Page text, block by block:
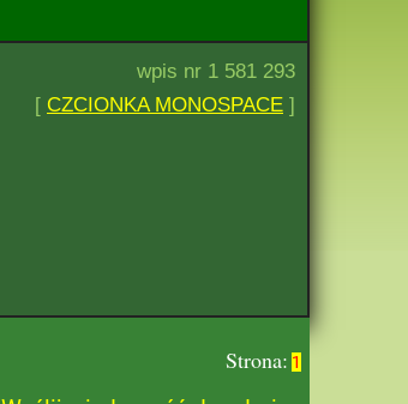
wpis nr 1 581 293
[ CZCIONKA MONOSPACE ]
Strona: 1